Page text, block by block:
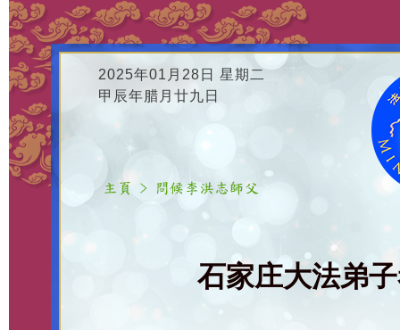
2025年01月28日 星期二
甲辰年腊月廿九日
石家庄大法弟